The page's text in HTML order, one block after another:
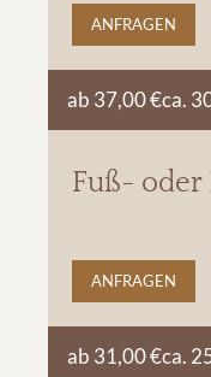
ANFRAGEN
Fuß- oder
ab 37,00 €ca.
ANFRAGEN
ab 31,00 €ca.